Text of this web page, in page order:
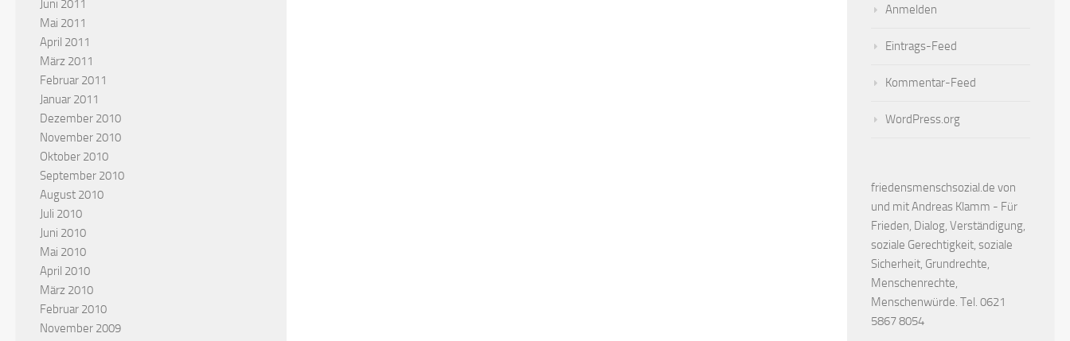
Juni 2011
Mai 2011
April 2011
März 2011
Februar 2011
Januar 2011
Dezember 2010
November 2010
Oktober 2010
September 2010
August 2010
Juli 2010
Juni 2010
Mai 2010
April 2010
März 2010
Februar 2010
November 2009
Anmelden
Eintrags-Feed
Kommentar-Feed
WordPress.org
friedensmenschsozial.de von
und mit Andreas Klamm - Für
Frieden, Dialog, Verständigung,
soziale Gerechtigkeit, soziale
Sicherheit, Grundrechte,
Menschenrechte,
Menschenwürde. Tel. 0621
5867 8054